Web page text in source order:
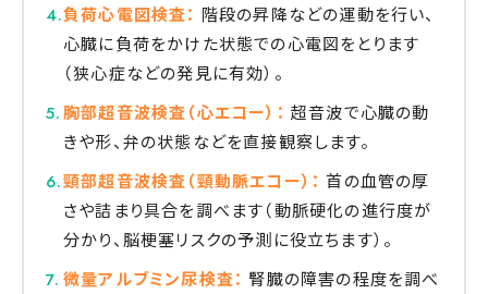
負荷心電図検査： 階段の昇降などの運動を行い、
心臓に負荷をかけた状態での心電図をとります
（狭心症などの発見に有効）。
胸部超音波検査（心エコー）： 超音波で心臓の動
きや形、弁の状態などを直接観察します。
頸部超音波検査（頸動脈エコー）： 首の血管の厚
さや詰まり具合を調べます（動脈硬化の進行度が
分かり、脳梗塞リスクの予測に役立ちます）。
微量アルブミン尿検査： 腎臓の障害の程度を調べ